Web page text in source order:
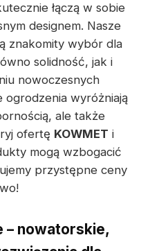
łączą w sobie
designem. Nasze
znakomity wybór dla
solidność, jak i
nowoczesnych
ogrodzenia wyróżniają
ale także
ofertę KOWMET i
mogą wzbogacić
przystępne ceny
– nowatorskie,